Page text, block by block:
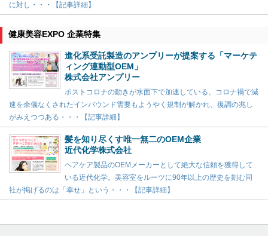
に対し・・・【記事詳細】
健康美容EXPO 企業特集
進化系受託製造のアンプリーが提案する「マーケテ
ィング連動型OEM」
株式会社アンプリー
ポストコロナの動きが水面下で加速している。コロナ禍で減
速を余儀なくされたインバウンド需要もようやく規制が解かれ、復調の兆し
がみえつつある・・・【記事詳細】
髪を知り尽くす唯一無二のOEM企業
近代化学株式会社
ヘアケア製品のOEMメーカーとして絶大な信頼を獲得して
いる近代化学。美容室をルーツに90年以上の歴史を刻む同
社が掲げるのは「幸せ」という・・・【記事詳細】